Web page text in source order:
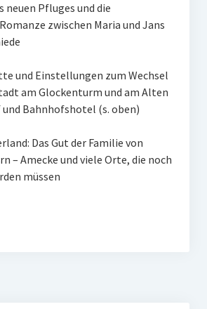
neuen Pfluges und die
zwischen Maria und Jans
und Einstellungen zum Wechsel
am Glockenturm und am Alten
Bahnhofshotel (s. oben)
Das Gut der Familie von
– Amecke und viele Orte, die noch
müssen